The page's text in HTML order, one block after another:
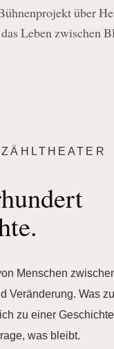
über
Leben zwischen
Menschen
Veränderung. Was
zu einer
was bleibt.